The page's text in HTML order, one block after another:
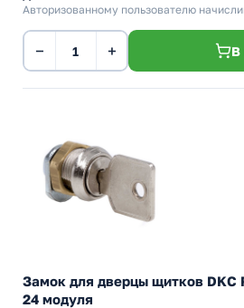
Авторизованному пользователю
− + В
Замок для дверцы щитков DKC
24 модуля